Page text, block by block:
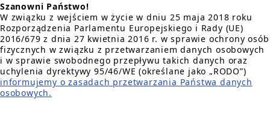
Szanowni Państwo!
W związku z wejściem w życie w dniu 25 maja 2018 roku
Rozporządzenia Parlamentu Europejskiego i Rady (UE)
2016/679 z dnia 27 kwietnia 2016 r. w sprawie ochrony osób
fizycznych w związku z przetwarzaniem danych osobowych
i w sprawie swobodnego przepływu takich danych oraz
uchylenia dyrektywy 95/46/WE (określane jako „RODO”)
informujemy o zasadach przetwarzania Państwa danych
osobowych.